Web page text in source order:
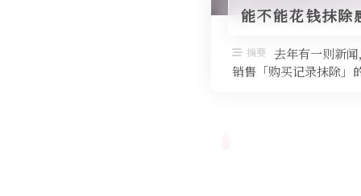
能不能花钱抹除
摘要
去年有一则新
销售「购买记录抹除」